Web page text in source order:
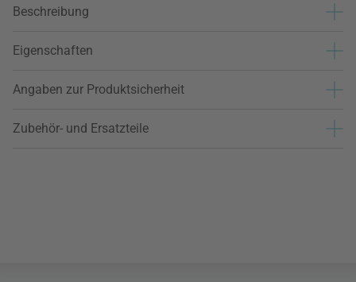
Beschreibung
Eigenschaften
Angaben zur Produktsicherheit
Zubehör- und Ersatzteile